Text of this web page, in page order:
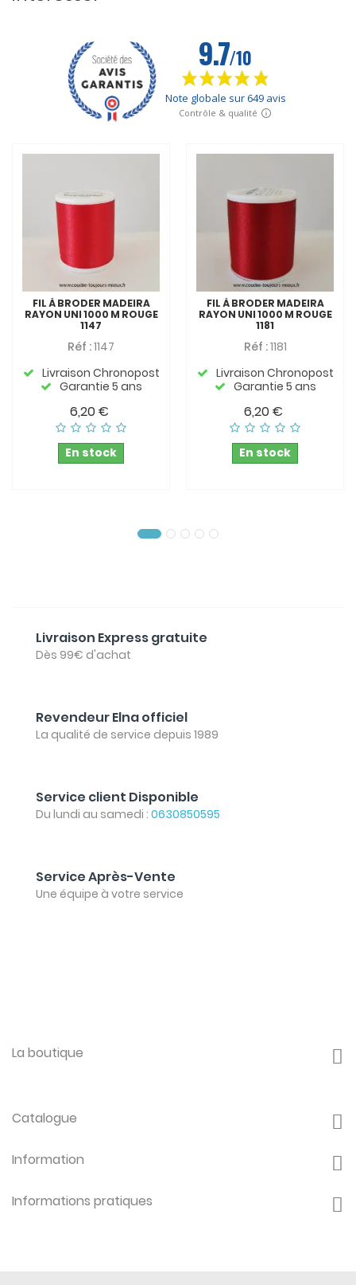
FIL À BRODER MADEIRA
RAYON UNI 1000 M ROUGE
1147
Réf :1147
Livraison Chronopost
Garantie 5 ans
6,20 €
En stock
FIL À BRODER MADEIRA
RAYON UNI 1000 M ROUGE
1181
Réf :1181
Livraison Chronopost
Garantie 5 ans
6,20 €
En stock
Livraison Express gratuite
Dès 99€ d'achat
Revendeur Elna officiel
La qualité de service depuis 1989
Service client Disponible
Du lundi au samedi : 0630850595
Service Après-Vente
Une équipe à votre service
La boutique
Catalogue
Information
Informations pratiques